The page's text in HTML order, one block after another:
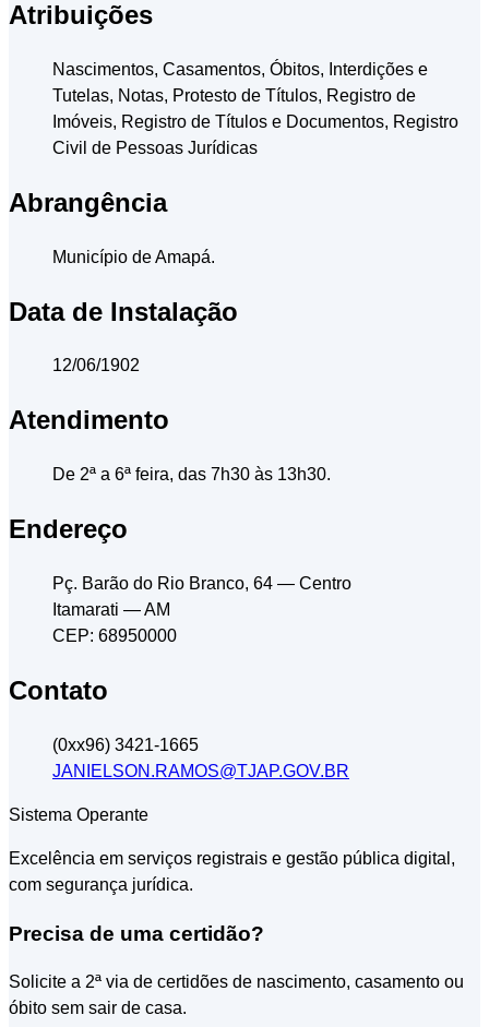
Atribuições
Nascimentos, Casamentos, Óbitos, Interdições e
Tutelas, Notas, Protesto de Títulos, Registro de
Imóveis, Registro de Títulos e Documentos, Registro
Civil de Pessoas Jurídicas
Abrangência
Município de Amapá.
Data de Instalação
12/06/1902
Atendimento
De 2ª a 6ª feira, das 7h30 às 13h30.
Endereço
Pç. Barão do Rio Branco, 64 — Centro
Itamarati — AM
CEP: 68950000
Contato
(0xx96) 3421-1665
JANIELSON.RAMOS@TJAP.GOV.BR
Sistema Operante
Excelência em serviços registrais e gestão pública digital,
com segurança jurídica.
Precisa de uma certidão?
Solicite a 2ª via de certidões de nascimento, casamento ou
óbito sem sair de casa.